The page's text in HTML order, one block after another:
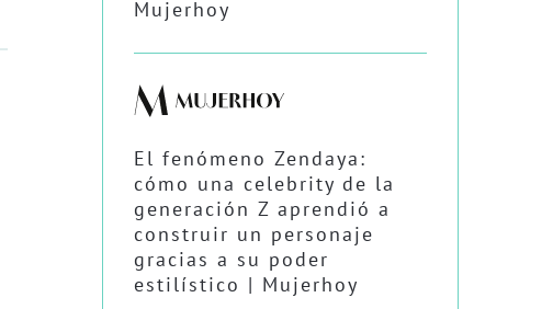
Mujerhoy
El fenómeno Zendaya:
cómo una celebrity de la
generación Z aprendió a
construir un personaje
gracias a su poder
estilístico | Mujerhoy